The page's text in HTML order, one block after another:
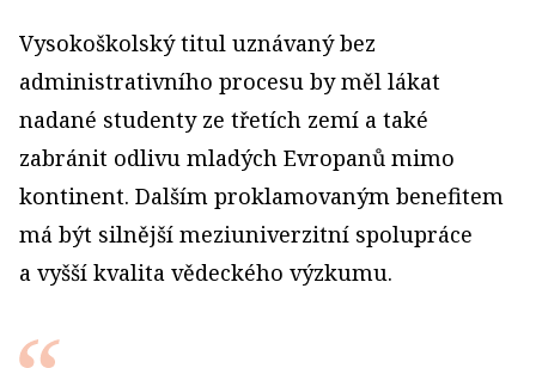
Vysokoškolský titul uznávaný bez
administrativního procesu by měl lákat
nadané studenty ze třetích zemí a také
zabránit odlivu mladých Evropanů mimo
kontinent. Dalším proklamovaným benefitem
má být silnější meziuniverzitní spolupráce
a vyšší kvalita vědeckého výzkumu.